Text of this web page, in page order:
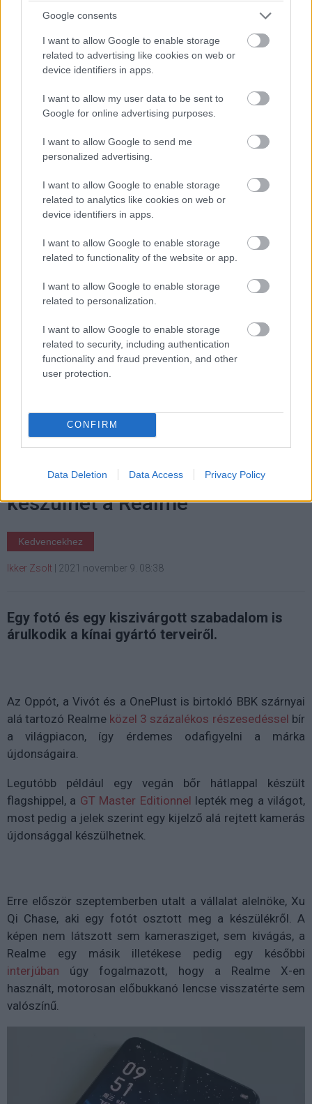
Google consents
I want to allow Google to enable storage
related to advertising like cookies on web or
device identifiers in apps.
I want to allow my user data to be sent to
Google for online advertising purposes.
I want to allow Google to send me
personalized advertising.
I want to allow Google to enable storage
related to analytics like cookies on web or
device identifiers in apps.
I want to allow Google to enable storage
related to functionality of the website or app.
I want to allow Google to enable storage
related to personalization.
I want to allow Google to enable storage
related to security, including authentication
functionality and fraud prevention, and other
user protection.
CONFIRM
Data Deletion Data Access Privacy Policy
vállalat szerint, hogy a hatékony biztonsági
algoritmusoknak bizonyos helyzetekben tovább tarthat a
megerősítés, vagy direktebb kontaktusra lehet szükség.
Az egyelőre nem tiszta, hogy tényleg biztonságosabb-e
a Google megoldása, mint a riválisok által használt
számít, mennyire gyors és megbízható a folyamat. Ez
utóbbiak kapcsán pedig az új Pixelek bizony elég gyatrán
Ti elhiszitek a Google magyarázatát?
Pulzusméréssel segíti a biztonságos mozgást az új
4 és egy 8 km-es egészségügyi tanösvény nyílt
Balatonalmádiban.
#google pixel 6
Kijelző alatti kamerával
készülhet a Realme
Kedvencekhez
Ikker Zsolt 2021 november 9. 08:38
Egy fotó és egy kiszivárgott szabadalom is
árulkodik a kínai gyártó terveiről.
Az Oppót, a Vivót és a OnePlust is birtokló BBK szárnyai
alá tartozó Realme közel 3 százalékos részesedéssel bír
a világpiacon, így érdemes odafigyelni a márka
újdonságaira.
Legutóbb például egy vegán bőr hátlappal készült
flagshippel, a GT Master Editionnel lepték meg a világot,
most pedig a jelek szerint egy kijelző alá rejtett kamerás
újdonsággal készülhetnek.
Erre először szeptemberben utalt a vállalat alelnöke, Xu
Qi Chase, aki egy fotót osztott meg a készülékről. A
képen nem látszott sem kamerasziget, sem kivágás, a
Realme egy másik illetékese pedig egy későbbi
interjúban úgy fogalmazott, hogy a Realme X-en
használt, motorosan előbukkanó lencse visszatérte sem
valószínű.